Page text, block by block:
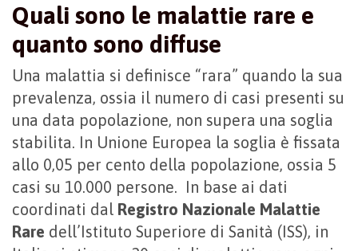
Quali sono le malattie rare e
quanto sono diffuse
Una malattia si definisce “rara” quando la sua
prevalenza, ossia il numero di casi presenti su
una data popolazione, non supera una soglia
stabilita. In Unione Europea la soglia è fissata
allo 0,05 per cento della popolazione, ossia 5
casi su 10.000 persone. In base ai dati
coordinati dal Registro Nazionale Malattie
Rare dell’Istituto Superiore di Sanità (ISS), in